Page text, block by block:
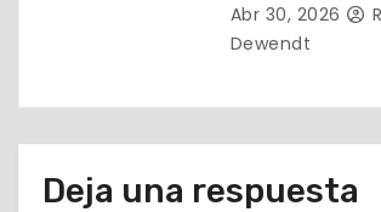
Latinoamérica
nueva oficina
Abr 30, 2026
Dewendt
Deja una respuesta